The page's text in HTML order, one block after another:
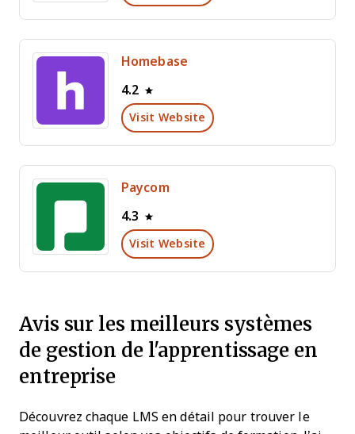
Homebase
4.2
Visit Website
Paycom
4.3
Visit Website
Avis sur les meilleurs systèmes
de gestion de l'apprentissage en
entreprise
Découvrez chaque LMS en détail pour trouver le